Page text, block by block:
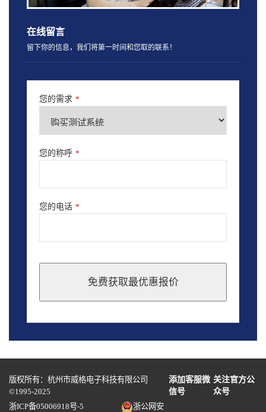
在线留言
留下你的信息，我们将第一时间和您取的联系！
您的需求 *
您的称呼 *
您的电话 *
免费获取最优惠报价
should
blank
版权所有：杭州市威格电子科技有限公司
©1995-2025
添加客服微
信号
关注官方公
众号
浙ICP备05006918号-5
浙公网安